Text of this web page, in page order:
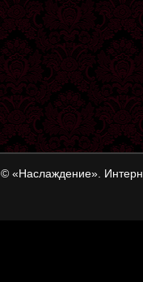
© «Наслаждение».